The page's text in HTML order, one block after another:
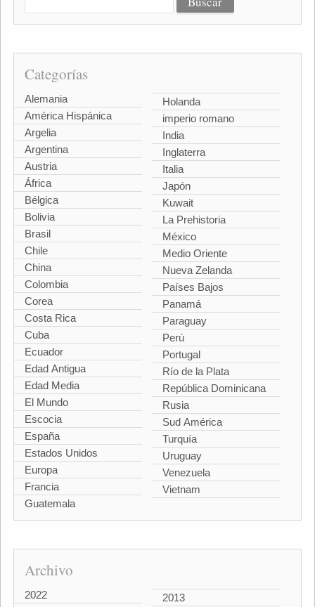
Categorías
Alemania
América Hispánica
Argelia
Argentina
Austria
África
Bélgica
Bolivia
Brasil
Chile
China
Colombia
Corea
Costa Rica
Cuba
Ecuador
Edad Antigua
Edad Media
El Mundo
Escocia
España
Estados Unidos
Europa
Francia
Guatemala
Holanda
imperio romano
India
Inglaterra
Italia
Japón
Kuwait
La Prehistoria
México
Medio Oriente
Nueva Zelanda
Países Bajos
Panamá
Paraguay
Perú
Portugal
Río de la Plata
República Dominicana
Rusia
Sud América
Turquía
Uruguay
Venezuela
Vietnam
Archivo
2022
2013